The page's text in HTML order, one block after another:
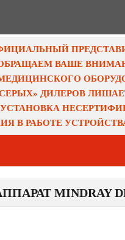
ВАШЕ
ДИЛЕРОВ
УСТАНОВКА
В РАБОТЕ
MINDRAY